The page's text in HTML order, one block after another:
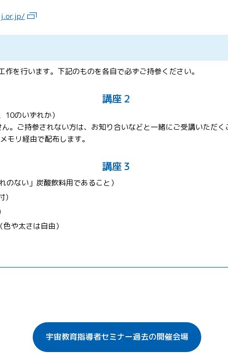
を行います。下記のものを各自で必ずご持参ください。
講座２
のいずれか）
。ご持参されない方は、お知り合いなどと一緒にご受講いただく
モリ経由で配布します。
講座３
ない」炭酸飲料用であること）
や太さは自由）
宇宙教育指導者セミナー過去の開催会場